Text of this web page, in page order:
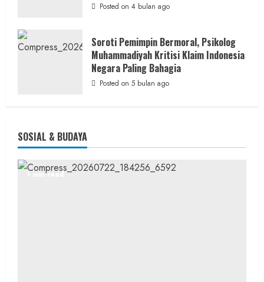
Posted on 4 bulan ago
Soroti Pemimpin Bermoral, Psikolog
Muhammadiyah Kritisi Klaim Indonesia
Negara Paling Bahagia
Posted on 5 bulan ago
SOSIAL & BUDAYA
1 min read